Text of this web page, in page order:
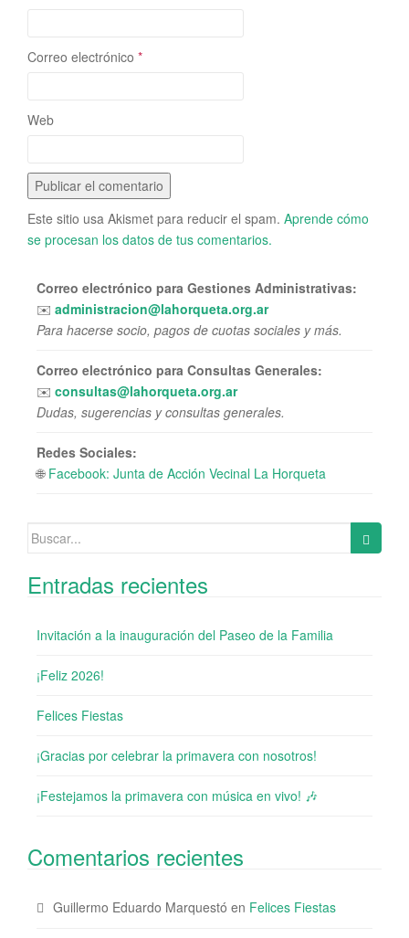
Correo electrónico *
Web
Este sitio usa Akismet para reducir el spam. Aprende cómo
se procesan los datos de tus comentarios.
Correo electrónico para Gestiones Administrativas:
✉️ administracion@lahorqueta.org.ar
Para hacerse socio, pagos de cuotas sociales y más.
Correo electrónico para Consultas Generales:
✉️ consultas@lahorqueta.org.ar
Dudas, sugerencias y consultas generales.
Redes Sociales:
🌐 Facebook: Junta de Acción Vecinal La Horqueta
Buscar:
Entradas recientes
Invitación a la inauguración del Paseo de la Familia
¡Feliz 2026!
Felices Fiestas
¡Gracias por celebrar la primavera con nosotros!
¡Festejamos la primavera con música en vivo! 🎶
Comentarios recientes
Guillermo Eduardo Marquestó en Felices Fiestas